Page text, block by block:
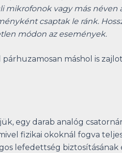
vagy más
csaptak le ránk.
módon az események.
máshol is
egy darab analóg
fizikai okoknál fogva
lefedettség